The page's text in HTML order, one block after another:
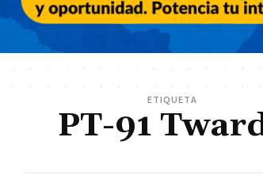
ETIQUETA
PT-91